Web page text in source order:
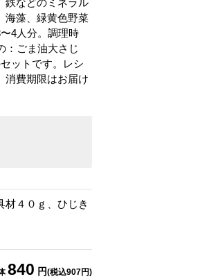
鉄などのミネラル
海藻、緑黄色野菜
4人分。調理時
：ごま油大さじ
ットです。レシ
消費期限はお届け
材４０ｇ、ひじき
840 円(税込907円)